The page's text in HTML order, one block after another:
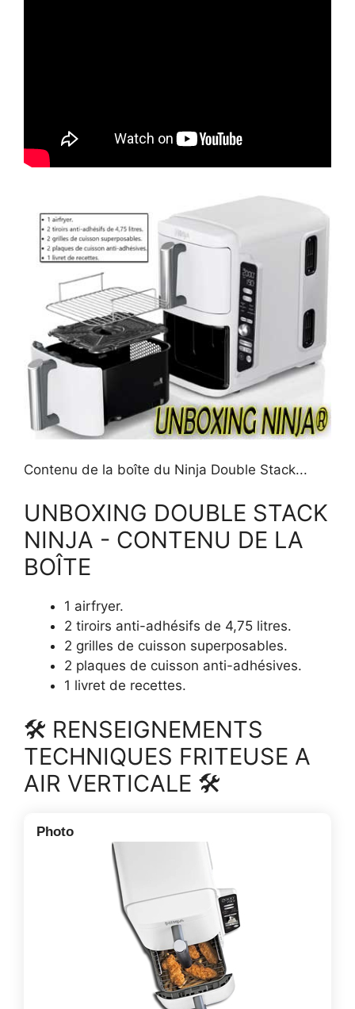
Contenu de la boîte du Ninja Double Stack...
UNBOXING DOUBLE STACK
NINJA - CONTENU DE LA
BOÎTE
1 airfryer.
2 tiroirs anti-adhésifs de 4,75 litres.
2 grilles de cuisson superposables.
2 plaques de cuisson anti-adhésives.
1 livret de recettes.
🛠 RENSEIGNEMENTS
TECHNIQUES FRITEUSE A
AIR VERTICALE 🛠